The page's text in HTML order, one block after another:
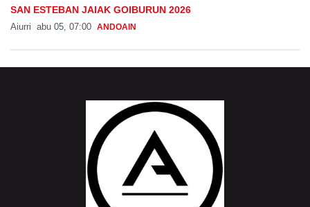
SAN ESTEBAN JAIAK GOIBURUN 2026
Aiurri abu 05, 07:00 ANDOAIN